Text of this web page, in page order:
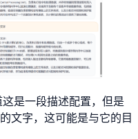
是一段描述配置，但是
文字，这可能是与它的目